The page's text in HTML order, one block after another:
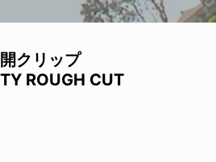
クリップ
ROUGH CUT